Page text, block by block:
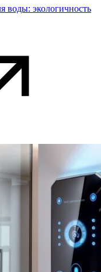
воды: экологичность